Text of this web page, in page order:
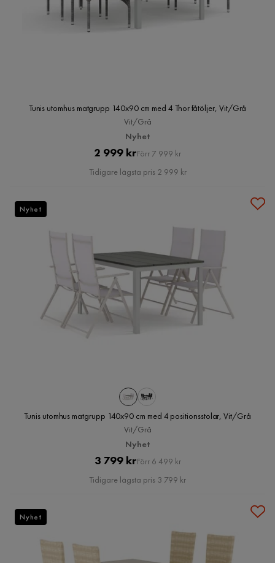
Tunis utomhus matgrupp 140x90 cm med 4 Thor fåtöljer, Vit/Grå
Vit/Grå
Nyhet
Pris
2 999 krOriginal
Pris
Förr 7 999 kr
Tidigare lägsta pris 2 999 kr
Tunis utomhus matgrupp 140x90 cm med 4 positionsstolar, Vit/Grå
Vit/Grå
Nyhet
Pris
3 799 krOriginal
Pris
Förr 6 499 kr
Tidigare lägsta pris 3 799 kr
Nyhet
Nyhet